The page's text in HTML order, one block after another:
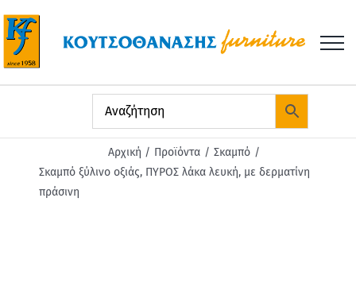
στο
περιεχόμενο
Αρχική Προϊόντα
Σκαμπό
Σκαμπό ξύλινο οξιάς, ΠΥΡΟΣ λάκα λευκή, με δερματίνη
πράσινη